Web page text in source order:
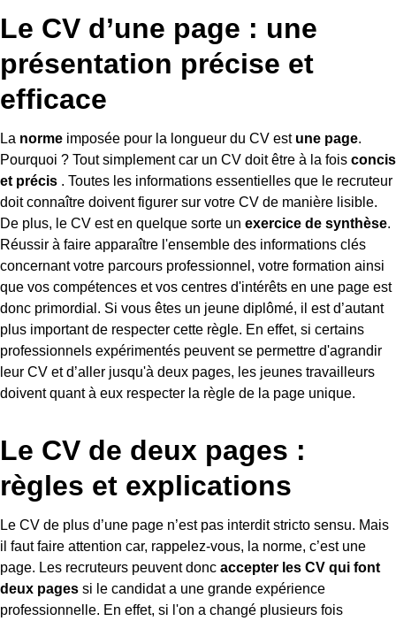
Le CV d’une page : une
présentation précise et
efficace
La norme imposée pour la longueur du CV est une page.
Pourquoi ? Tout simplement car un CV doit être à la fois concis
et précis . Toutes les informations essentielles que le recruteur
doit connaître doivent figurer sur votre CV de manière lisible.
De plus, le CV est en quelque sorte un exercice de synthèse.
Réussir à faire apparaître l'ensemble des informations clés
concernant votre parcours professionnel, votre formation ainsi
que vos compétences et vos centres d'intérêts en une page est
donc primordial. Si vous êtes un jeune diplômé, il est d’autant
plus important de respecter cette règle. En effet, si certains
professionnels expérimentés peuvent se permettre d'agrandir
leur CV et d’aller jusqu'à deux pages, les jeunes travailleurs
doivent quant à eux respecter la règle de la page unique.
Le CV de deux pages :
règles et explications
Le CV de plus d’une page n’est pas interdit stricto sensu. Mais
il faut faire attention car, rappelez-vous, la norme, c’est une
page. Les recruteurs peuvent donc accepter les CV qui font
deux pages si le candidat a une grande expérience
professionnelle. En effet, si l'on a changé plusieurs fois